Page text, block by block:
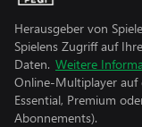
Herausgeber von
Spielens Zugriff auf
Daten. Weitere
Online-Multiplayer auf
Essential, Premium
Abonnements).